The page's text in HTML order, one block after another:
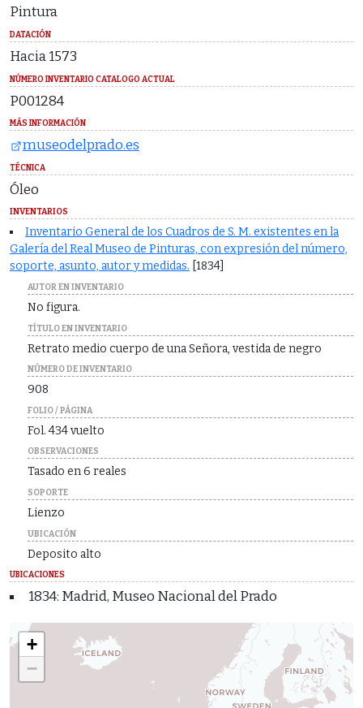
Pintura
DATACIÓN
Hacia 1573
NÚMERO INVENTARIO CATALOGO ACTUAL
P001284
MÁS INFORMACIÓN
museodelprado.es
TÉCNICA
Óleo
INVENTARIOS
Inventario General de los Cuadros de S. M. existentes en la
Galería del Real Museo de Pinturas, con expresión del número,
soporte, asunto, autor y medidas. [1834]
AUTOR EN INVENTARIO
No figura.
TÍTULO EN INVENTARIO
Retrato medio cuerpo de una Señora, vestida de negro
NÚMERO DE INVENTARIO
908
FOLIO / PÁGINA
Fol. 434 vuelto
OBSERVACIONES
Tasado en 6 reales
SOPORTE
Lienzo
UBICACIÓN
Deposito alto
UBICACIONES
1834: Madrid, Museo Nacional del Prado
+
−